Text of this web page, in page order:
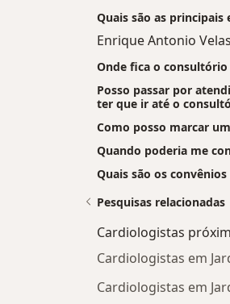
Quais são as principais
Enrique Antonio
Onde fica o consultório
Posso passar por
ter que ir até o
Como posso marcar
Quando poderia me
Quais são os
Pesquisas relacionadas
Cardiologistas
Cardiologistas em
Cardiologistas em